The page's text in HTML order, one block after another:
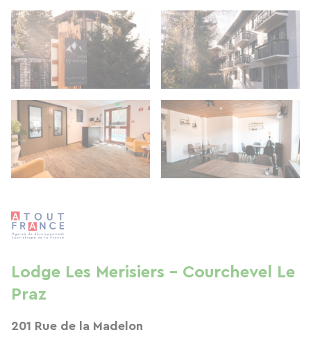
Lodge Les Merisiers - Courchevel Le
Praz
201 Rue de la Madelon